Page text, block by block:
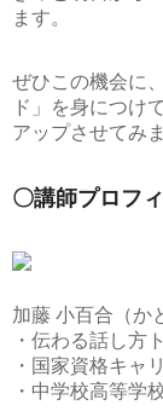
ます。
ぜひこの機会に、
ド」
を身につけ
アップさせてみ
〇講師プロフ
加藤 小百合（か
・伝わる話し方
・国家資格キャ
・中学校高等学